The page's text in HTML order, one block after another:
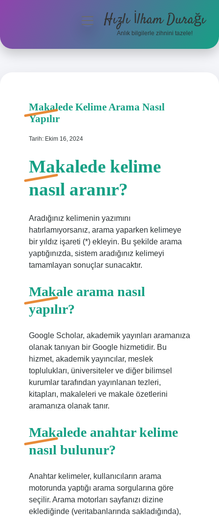
Anasayfa
Hakkımızda
menüyüHızlı İlham Durağı
Anlık bilgilerle zihnini tazele!
Makalede Kelime Arama Nasıl
Yapılır
Tarih: Ekim 16, 2024
Makalede kelime
nasıl aranır?
Aradığınız kelimenin yazımını
hatırlamıyorsanız, arama yaparken kelimeye
bir yıldız işareti (*) ekleyin. Bu şekilde arama
yaptığınızda, sistem aradığınız kelimeyi
tamamlayan sonuçlar sunacaktır.
Makale arama nasıl
yapılır?
Google Scholar, akademik yayınları aramanıza
olanak tanıyan bir Google hizmetidir. Bu
hizmet, akademik yayıncılar, meslek
toplulukları, üniversiteler ve diğer bilimsel
kurumlar tarafından yayınlanan tezleri,
kitapları, makaleleri ve makale özetlerini
aramanıza olanak tanır.
Makalede anahtar kelime
nasıl bulunur?
Anahtar kelimeler, kullanıcıların arama
motorunda yaptığı arama sorgularına göre
seçilir. Arama motorları sayfanızı dizine
eklediğinde (veritabanlarında sakladığında),